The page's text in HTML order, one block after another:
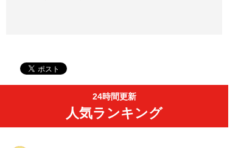
24時間更新
人気ランキング